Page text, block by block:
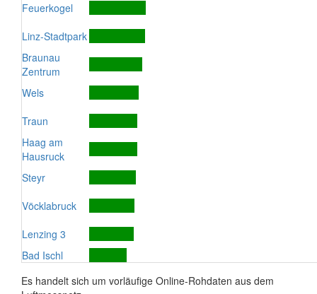
Feuerkogel
Linz-Stadtpark
Braunau
Zentrum
Wels
Traun
Haag am
Hausruck
Steyr
Vöcklabruck
Lenzing 3
Bad Ischl
Es handelt sich um vorläufige Online-Rohdaten aus dem